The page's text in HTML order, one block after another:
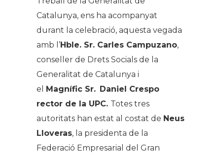
Catalunya, ens ha acompanyat
durant la celebració, aquesta vegada
amb l’Hble. Sr. Carles Campuzano,
conseller de Drets Socials de la
Generalitat de Catalunya i
el Magnífic Sr. Daniel Crespo
rector de la UPC. Totes tres
autoritats han estat al costat de Neus
Lloveras, la presidenta de la
Federació Empresarial del Gran